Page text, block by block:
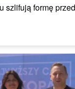
szlifują formę